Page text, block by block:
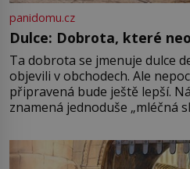
panidomu.cz
Dulce: Dobrota, které
Ta dobrota se jmenuje dulce
objevili v obchodech. Ale
připravená bude ještě lepší.
znamená jednoduše „mléčná
pře hned několik
Francie, kde se traduje,